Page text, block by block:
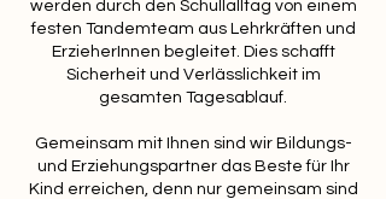
werden durch den Schullalltag von einem
festen Tandemteam aus Lehrkräften und
ErzieherInnen begleitet. Dies schafft
Sicherheit und Verlässlichkeit im
gesamten Tagesablauf.
Gemeinsam mit Ihnen sind wir Bildungs-
und Erziehungspartner das Beste für Ihr
Kind erreichen, denn nur gemeinsam sind